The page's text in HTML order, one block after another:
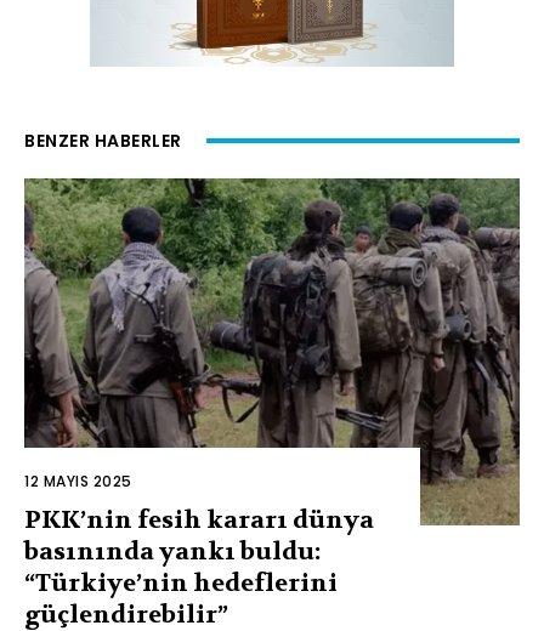
BENZER HABERLER
12 MAYIS 2025
PKK’nin fesih kararı dünya
basınında yankı buldu:
“Türkiye’nin hedeflerini
güçlendirebilir”